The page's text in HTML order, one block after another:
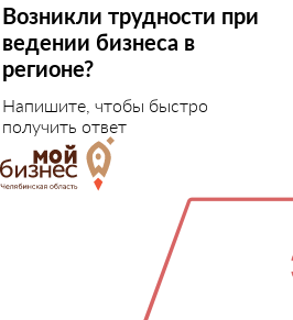
Возникли трудности при
ведении бизнеса в
регионе?
Напишите, чтобы быстро
получить ответ